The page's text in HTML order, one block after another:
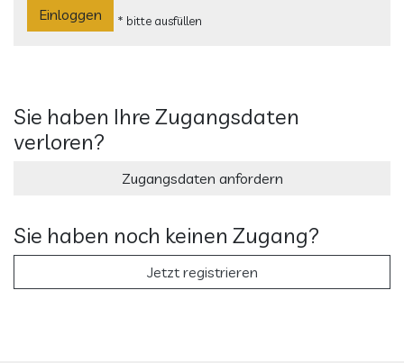
Einloggen * bitte ausfüllen
Sie haben Ihre Zugangsdaten
verloren?
Zugangsdaten anfordern
Sie haben noch keinen Zugang?
Jetzt registrieren